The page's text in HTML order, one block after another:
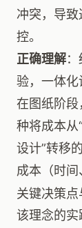
冲突，导
控。
正确理解
验，一体
在图纸阶
种将成本从
设计”转移
成本（时间
关键决策
该理念的